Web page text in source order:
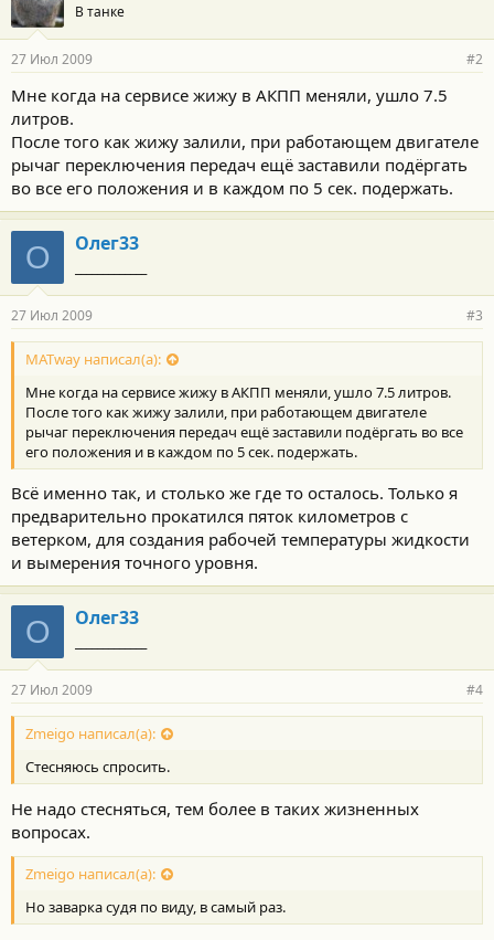
В танке
27 Июл 2009 #2
Мне когда на сервисе жижу в АКПП меняли, ушло 7.5
литров.
После того как жижу залили, при работающем двигателе
рычаг переключения передач ещё заставили подёргать
во все его положения и в каждом по 5 сек. подержать.
О Олег33
27 Июл 2009 #3
MATway написал(а):
Мне когда на сервисе жижу в АКПП меняли, ушло 7.5 литров.
После того как жижу залили, при работающем двигателе
рычаг переключения передач ещё заставили подёргать во все
его положения и в каждом по 5 сек. подержать.
Всё именно так, и столько же где то осталось. Только я
предварительно прокатился пяток километров с
ветерком, для создания рабочей температуры жидкости
и вымерения точного уровня.
О Олег33
27 Июл 2009 #4
Zmeigo написал(а):
Стесняюсь спросить.
Не надо стесняться, тем более в таких жизненных
вопросах.
Zmeigo написал(а):
Но заварка судя по виду, в самый раз.